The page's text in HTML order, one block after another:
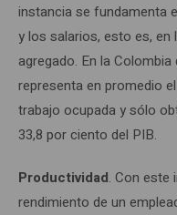
instancia se fundamenta
y los salarios, esto es, en
agregado. En la
representa en promedio
trabajo ocupada y sólo
33,8 por ciento del PIB.
Productividad. Con este
rendimiento de un